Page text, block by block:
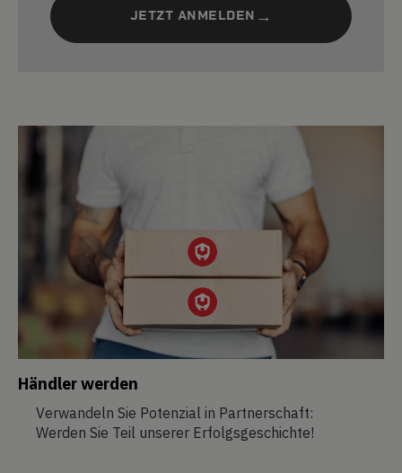
JETZT ANMELDEN
Händler werden
Verwandeln Sie Potenzial in Partnerschaft:
Werden Sie Teil unserer Erfolgsgeschichte!